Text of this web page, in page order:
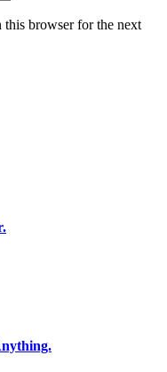
this browser for the next